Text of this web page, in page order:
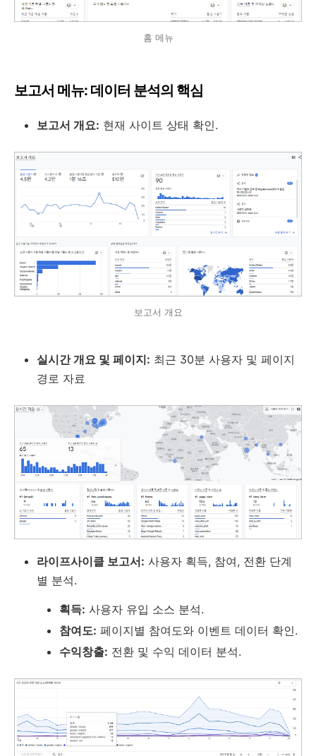
홈 메뉴
보고서 메뉴: 데이터 분석의 핵심
보고서 개요: 현재 사이트 상태 확인.
보고서 개요
실시간 개요 및 페이지: 최근 30분 사용자 및 페이지
경로 자료
라이프사이클 보고서: 사용자 획득, 참여, 전환 단계
별 분석.
획득: 사용자 유입 소스 분석.
참여도: 페이지별 참여도와 이벤트 데이터 확인.
수익창출: 전환 및 수익 데이터 분석.